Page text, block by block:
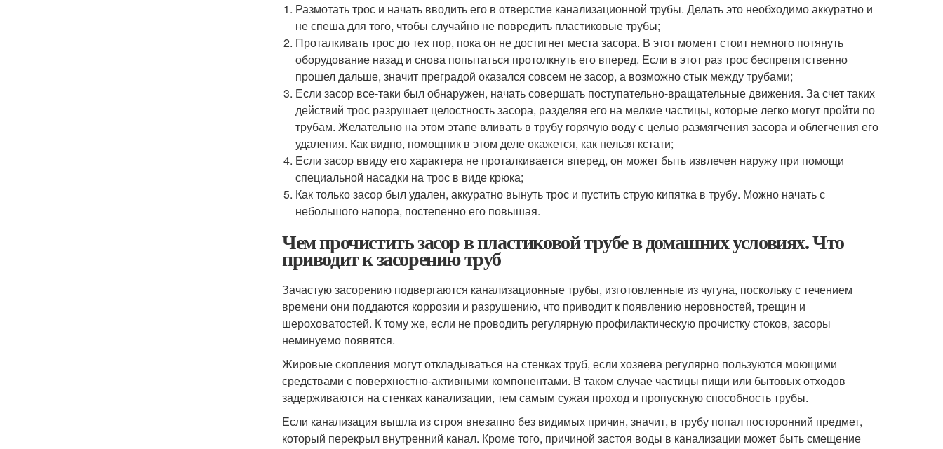
Размотать трос и начать вводить его в отверстие канализационной трубы. Делать это необходимо аккуратно и
не спеша для того, чтобы случайно не повредить пластиковые трубы;
Проталкивать трос до тех пор, пока он не достигнет места засора. В этот момент стоит немного потянуть
оборудование назад и снова попытаться протолкнуть его вперед. Если в этот раз трос беспрепятственно
прошел дальше, значит преградой оказался совсем не засор, а возможно стык между трубами;
Если засор все-таки был обнаружен, начать совершать поступательно-вращательные движения. За счет таких
действий трос разрушает целостность засора, разделяя его на мелкие частицы, которые легко могут пройти по
трубам. Желательно на этом этапе вливать в трубу горячую воду с целью размягчения засора и облегчения его
удаления. Как видно, помощник в этом деле окажется, как нельзя кстати;
Если засор ввиду его характера не проталкивается вперед, он может быть извлечен наружу при помощи
специальной насадки на трос в виде крюка;
Как только засор был удален, аккуратно вынуть трос и пустить струю кипятка в трубу. Можно начать с
небольшого напора, постепенно его повышая.
Чем прочистить засор в пластиковой трубе в домашних условиях. Что
приводит к засорению труб
Зачастую засорению подвергаются канализационные трубы, изготовленные из чугуна, поскольку с течением
времени они поддаются коррозии и разрушению, что приводит к появлению неровностей, трещин и
шероховатостей. К тому же, если не проводить регулярную профилактическую прочистку стоков, засоры
неминуемо появятся.
Жировые скопления могут откладываться на стенках труб, если хозяева регулярно пользуются моющими
средствами с поверхностно-активными компонентами. В таком случае частицы пищи или бытовых отходов
задерживаются на стенках канализации, тем самым сужая проход и пропускную способность трубы.
Если канализация вышла из строя внезапно без видимых причин, значит, в трубу попал посторонний предмет,
который перекрыл внутренний канал. Кроме того, причиной застоя воды в канализации может быть смещение